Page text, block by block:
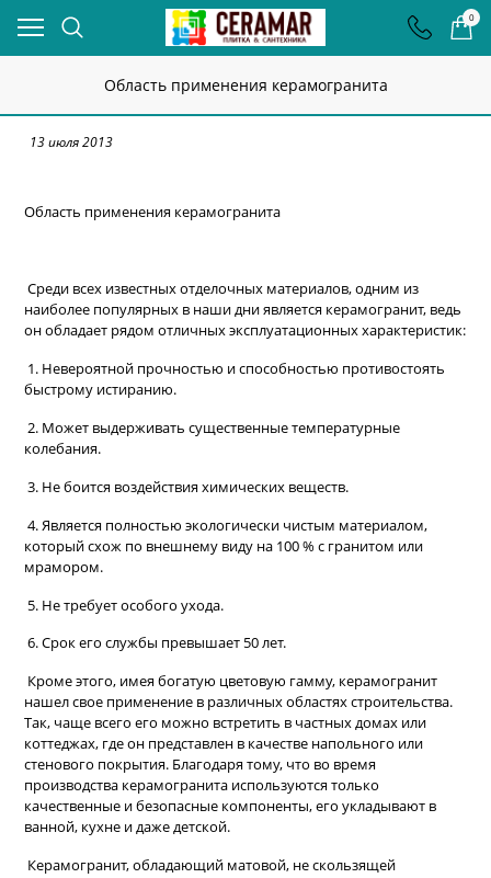
0
Область применения керамогранита
13 июля 2013
Область применения керамогранита
Среди всех известных отделочных материалов, одним из
наиболее популярных в наши дни является керамогранит, ведь
он обладает рядом отличных эксплуатационных характеристик:
1. Невероятной прочностью и способностью противостоять
быстрому истиранию.
2. Может выдерживать существенные температурные
колебания.
3. Не боится воздействия химических веществ.
4. Является полностью экологически чистым материалом,
который схож по внешнему виду на 100 % с гранитом или
мрамором.
5. Не требует особого ухода.
6. Срок его службы превышает 50 лет.
Кроме этого, имея богатую цветовую гамму, керамогранит
нашел свое применение в различных областях строительства.
Так, чаще всего его можно встретить в частных домах или
коттеджах, где он представлен в качестве напольного или
стенового покрытия. Благодаря тому, что во время
производства керамогранита используются только
качественные и безопасные компоненты, его укладывают в
ванной, кухне и даже детской.
Керамогранит, обладающий матовой, не скользящей